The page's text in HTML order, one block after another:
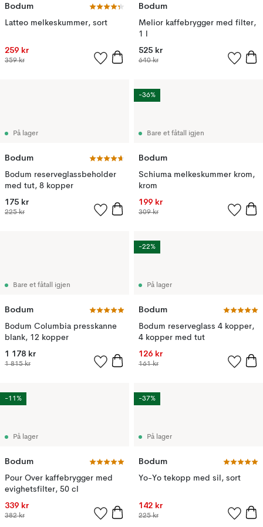
Bodum
Latteo melkeskummer, sort
259 kr
359 kr
Bodum
Melior kaffebrygger med filter,
1 l
525 kr
640 kr
På lager
Bodum
Bodum reserveglassbeholder
med tut, 8 kopper
175 kr
225 kr
Bare et fåtall igjen
Bodum
Schiuma melkeskummer krom,
krom
199 kr
309 kr
-36%
Bare et fåtall igjen
Bodum
Bodum Columbia presskanne
blank, 12 kopper
1 178 kr
1 815 kr
På lager
Bodum
Bodum reserveglass 4 kopper,
4 kopper med tut
126 kr
161 kr
-22%
På lager
Bodum
Pour Over kaffebrygger med
evighetsfilter, 50 cl
339 kr
382 kr
-11%
På lager
Bodum
Yo-Yo tekopp med sil, sort
142 kr
225 kr
-37%